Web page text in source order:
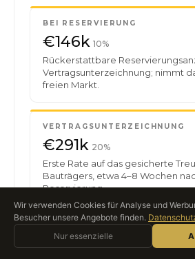
BEI RESERVIERUNG
€146k 10%
Rückerstattbare
Vertragsunterzeichnung; nimmt
freien Markt.
VERTRAGSUNTERZEICHNUNG
€291k 20%
Erste Rate auf das gesicherte
Bauträgers, etwa 4–8 Wochen
Reservierung.
€1.02M 70%
Wir verwenden Cookies für Analyse und
Besucher unsere Angebote finden.
Nur essenzielle